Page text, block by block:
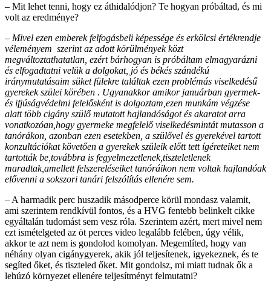
– Mit lehet tenni, hogy ez áthidalódjon? Te hogyan próbáltad, és mi
volt az eredménye?
– Mivel ezen emberek felfogásbeli képessége és erkölcsi értékrendje
véleményem szerint az adott körülmények közt
megváltoztathatatlan, ezért bárhogyan is próbáltam elmagyarázni
és elfogadtatni velük a dolgokat, jó és békés szándékú
iránymutatásaim süket fülekre találtak ezen problémás viselkedésű
gyerekek szülei körében . Ugyanakkor amikor januárban gyermek-
és ifjúságvédelmi felelősként is dolgoztam,ezen munkám végzése
alatt több cigány szülő mutatott hajlandóságot és akaratot arra
vonatkozóan,hogy gyermeke megfelelő viselkedésmintát mutasson a
tanórákon, azonban ezen esetekben, a szülővel és gyerekével tartott
konzultációkat követően a gyerekek szüleik előtt tett ígéreteiket nem
tartották be,továbbra is fegyelmezetlenek,tiszteletlenek
maradtak,amellett felszereléseiket tanóráikon nem voltak hajlandóak
elővenni a sokszori tanári felszólítás ellenére sem.
– A harmadik perc huszadik másodperce körül mondasz valamit,
ami szerintem rendkívül fontos, és a HVG fentebb belinkelt cikke
egyáltalán tudomást sem vesz róla. Szerintem azért, mert mivel nem
ezt ismételgeted az öt perces video legalább felében, úgy vélik,
akkor te azt nem is gondolod komolyan. Megemlíted, hogy van
néhány olyan cigánygyerek, akik jól teljesítenek, igyekeznek, és te
segíted őket, és tiszteled őket. Mit gondolsz, mi miatt tudnak ők a
lehúzó környezet ellenére teljesítményt felmutatni?